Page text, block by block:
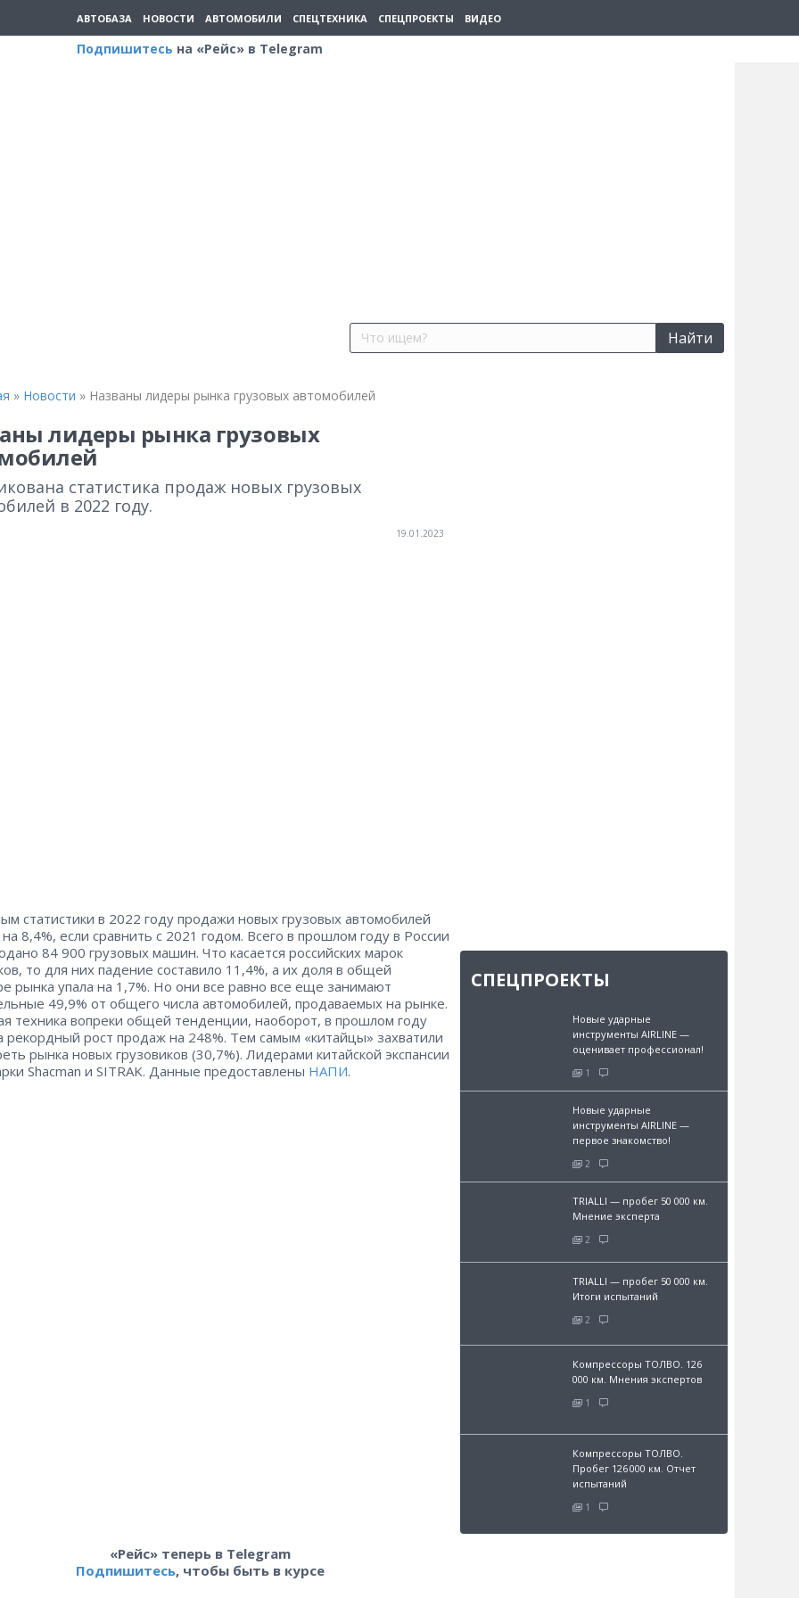
АВТОБАЗА НОВОСТИ АВТОМОБИЛИ СПЕЦТЕХНИКА СПЕЦПРОЕКТЫ ВИДЕО
Подпишитесь на «Рейс» в Telegram
Найти
» Новости » Названы лидеры рынка грузовых автомобилей
лидеры рынка грузовых
статистика продаж новых грузовых
в 2022 году.
19.01.2023
статистики в 2022 году продажи новых грузовых автомобилей
8,4%, если сравнить с 2021 годом. Всего в прошлом году в России
84 900 грузовых машин. Что касается российских марок
то для них падение составило 11,4%, а их доля в общей
рынка упала на 1,7%. Но они все равно все еще занимают
49,9% от общего числа автомобилей, продаваемых на рынке.
техника вопреки общей тенденции, наоборот, в прошлом году
рекордный рост продаж на 248%. Тем самым «китайцы» захватили
рынка новых грузовиков (30,7%). Лидерами китайской экспансии
Shacman и SITRAK. Данные предоставлены НАПИ.
«Рейс» теперь в Telegram
Подпишитесь, чтобы быть в курсе
СПЕЦПРОЕКТЫ
Новые ударные
инструменты AIRLINE —
оценивает профессионал!
1
Новые ударные
инструменты AIRLINE —
первое знакомство!
2
TRIALLI — пробег 50 000 км.
Мнение эксперта
2
TRIALLI — пробег 50 000 км.
Итоги испытаний
2
Компрессоры ТОЛВО. 126
000 км. Мнения экспертов
1
Компрессоры ТОЛВО.
Пробег 126 000 км. Отчет
испытаний
1